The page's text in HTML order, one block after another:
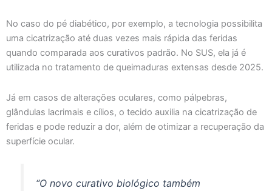
No caso do pé diabético, por exemplo, a tecnologia possibilita
uma cicatrização até duas vezes mais rápida das feridas
quando comparada aos curativos padrão. No SUS, ela já é
utilizada no tratamento de queimaduras extensas desde 2025.
Já em casos de alterações oculares, como pálpebras,
glândulas lacrimais e cílios, o tecido auxilia na cicatrização de
feridas e pode reduzir a dor, além de otimizar a recuperação da
superfície ocular.
“O novo curativo biológico também